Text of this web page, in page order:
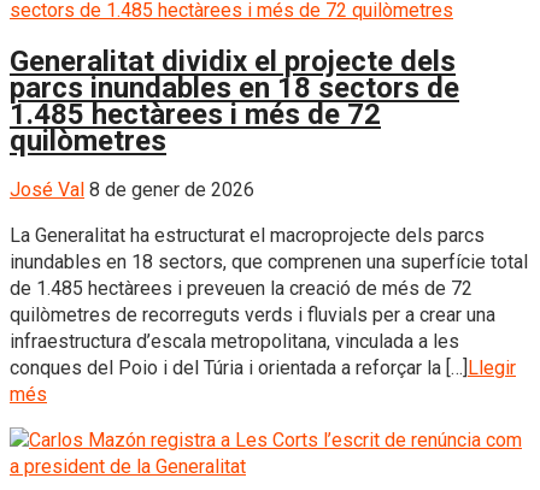
Generalitat dividix el projecte dels
parcs inundables en 18 sectors de
1.485 hectàrees i més de 72
quilòmetres
José Val 8 de gener de 2026
La Generalitat ha estructurat el macroprojecte dels parcs
inundables en 18 sectors, que comprenen una superfície total
de 1.485 hectàrees i preveuen la creació de més de 72
quilòmetres de recorreguts verds i fluvials per a crear una
infraestructura d’escala metropolitana, vinculada a les
conques del Poio i del Túria i orientada a reforçar la […] Llegir
més